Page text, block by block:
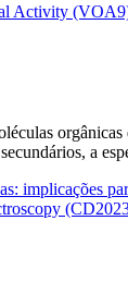
Activity
a
implicações